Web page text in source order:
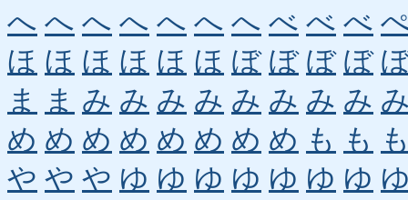
へ へ へ へ へ へ へ べ べ べ
ほ ほ ほ ほ ほ ほ ぼ ぼ ぼ ぼ
ま
ま み み み み み み み み
め め め め め め め め も も
や や や ゆ ゆ ゆ ゆ ゆ ゆ ゆ